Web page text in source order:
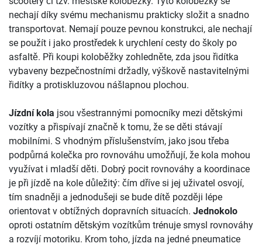
nechají díky svému mechanismu prakticky složit a snadno
transportovat. Nemají pouze pevnou konstrukci, ale nechají
se použít i jako prostředek k urychlení cesty do školy po
asfaltě. Při koupi koloběžky zohledněte, zda jsou řidítka
vybaveny bezpečnostními držadly, výškově nastavitelnými
řidítky a protiskluzovou nášlapnou plochou.
Jízdní kola jsou všestrannými pomocníky mezi dětskými
vozítky a přispívají značně k tomu, že se děti stávají
mobilními. S vhodným příslušenstvím, jako jsou třeba
podpůrná kolečka pro rovnováhu umožňují, že kola mohou
využívat i mladší děti. Dobrý pocit rovnováhy a koordinace
je při jízdě na kole důležitý: čím dříve si jej uživatel osvojí,
tím snadněji a jednodušeji se bude dítě později lépe
orientovat v obtížných dopravních situacích. Jednokolo
oproti ostatním dětským vozítkům trénuje smysl rovnováhy
a rozvíjí motoriku. Krom toho, jízda na jedné pneumatice